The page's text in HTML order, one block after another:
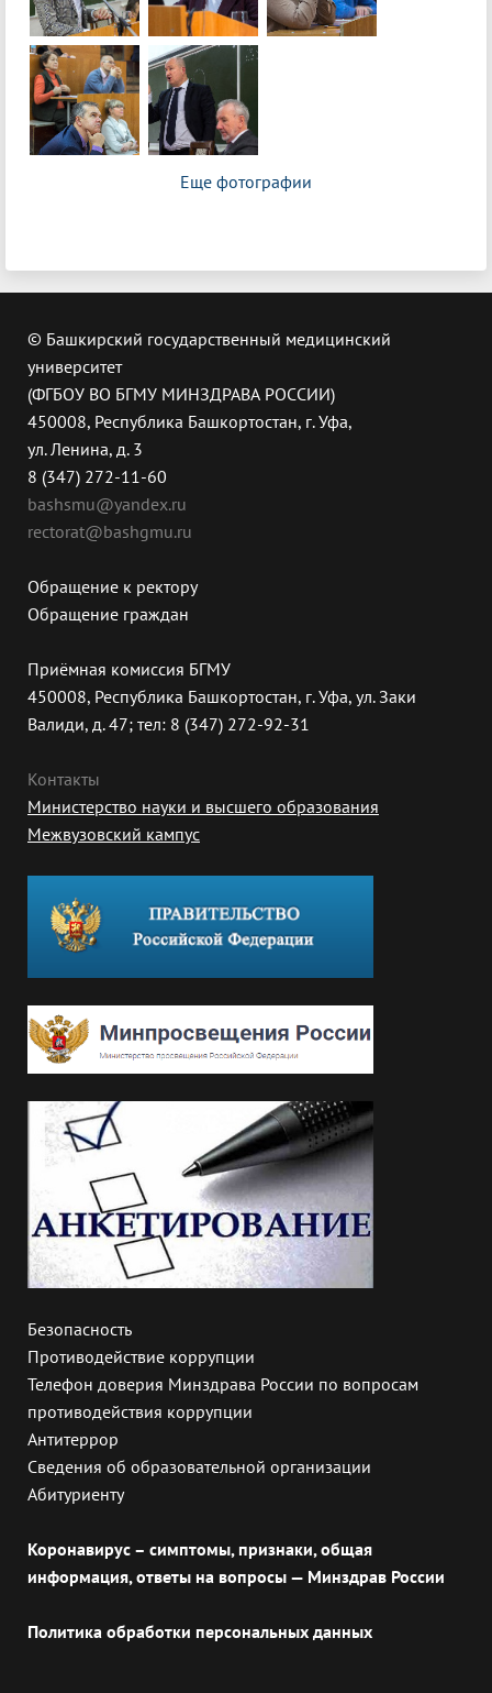
Еще фотографии
© Башкирский государственный медицинский
университет
(ФГБОУ ВО БГМУ МИНЗДРАВА РОССИИ)
450008, Республика Башкортостан, г. Уфа,
ул. Ленина, д. 3
8 (347) 272-11-60
bashsmu@yandex.ru
rectorat@bashgmu.ru
Обращение к ректору
Обращение граждан
Приёмная комиссия БГМУ
450008, Республика Башкортостан, г. Уфа, ул. Заки
Валиди, д. 47; тел: 8 (347) 272-92-31
Контакты
Министерство науки и высшего образования
Межвузовский кампус
Безопасность
Противодействие коррупции
Телефон доверия Минздрава России по вопросам
противодействия коррупции
Антитеррор
Сведения об образовательной организации
Абитуриенту
Коронавирус – симптомы, признаки, общая
информация, ответы на вопросы — Минздрав России
Политика обработки персональных данных